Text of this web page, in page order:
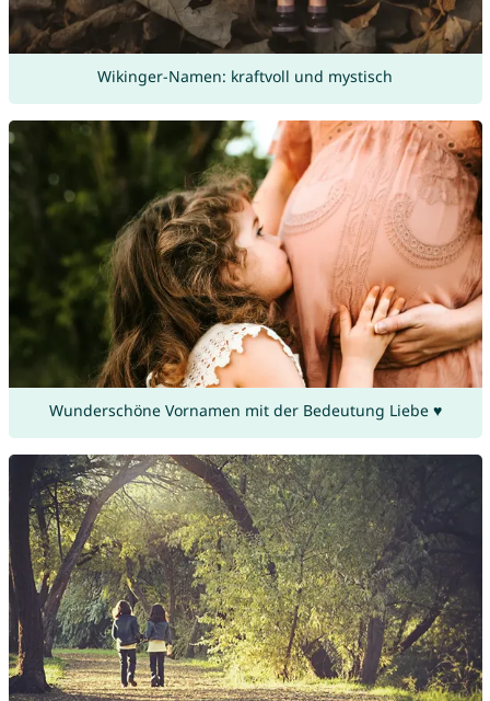
Wikinger-Namen: kraftvoll und mystisch
Wunderschöne Vornamen mit der Bedeutung Liebe ♥